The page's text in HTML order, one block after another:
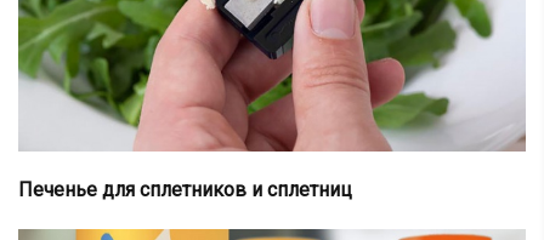
Печенье для сплетников и сплетниц